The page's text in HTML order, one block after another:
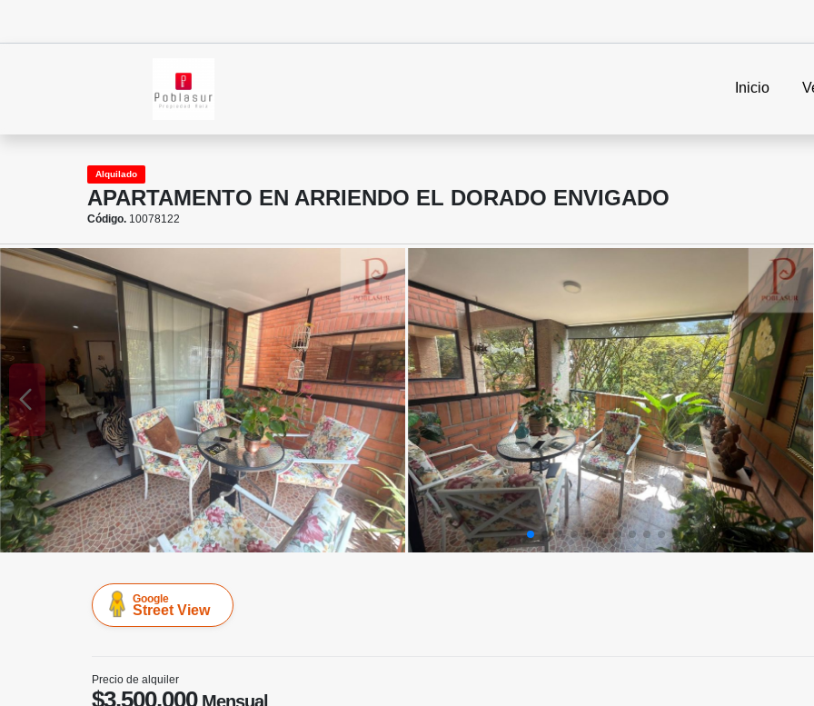
Inicio
Alquilado
APARTAMENTO EN ARRIENDO EL DORADO ENVIGADO
Código. 10078122
Google
Street View
Precio de alquiler
$3.500.000Mensual